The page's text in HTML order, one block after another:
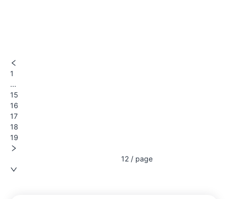
1
...
15
16
17
18
19
12 / page